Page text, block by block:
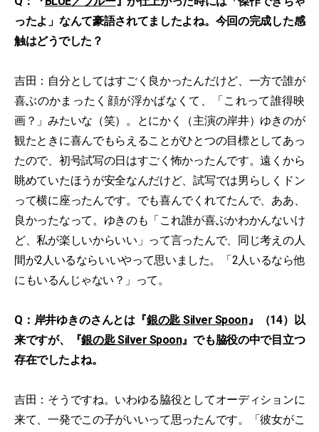
ったよ」なんて豪語されてましたよね。今回の完成した感
触はどうでした？
吉田：自分としてはすごく良かったんだけど、一方で誰が
喜ぶのかまったく顔が浮かばなくて、「これって誰得映
画？」みたいな（笑）。とにかく（主演の岸井）ゆきのが
観たときに喜んでもらえることがひとつの目標としてあっ
たので、初号試写の日はすごく怖かったんです。遠くから
眺めていたほうが安全なんだけど、試写では男らしくドン
って横に座ったんです。でも喜んでくれてたんで、ああ、
良かったなって。ゆきのも「これ誰が喜ぶかわかんないけ
ど、私が楽しいからいい」って言ったんで、同じ考えの人
間が2人いるならいいやって思いました。「2人いるなら他
にもいるんじゃない？」って。
Q：岸井ゆきのさんとは『銀の匙 Silver Spoon』（14）以
来ですが、『銀の匙 Silver Spoon』でも脇役の中で目立つ
存在でしたよね。
吉田：そうですね。いわゆる脇役としてオーディションに
来て、一発でこの子がいいって思ったんです。「彼女がこ